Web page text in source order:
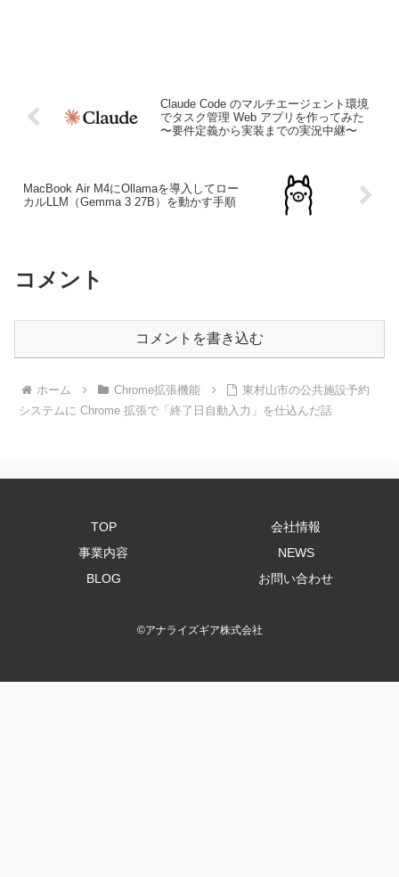
Claude Code のマルチエージェント環境
でタスク管理 Web アプリを作ってみた
〜要件定義から実装までの実況中継〜
MacBook Air M4にOllamaを導入してロー
カルLLM（Gemma 3 27B）を動かす手順
コメント
コメントを書き込む
ホーム Chrome拡張機能
東村山市の公共施設予約
システムに Chrome 拡張で「終了日自動入力」を仕込んだ話
TOP
会社情報
事業内容
NEWS
BLOG
お問い合わせ
©アナライズギア株式会社